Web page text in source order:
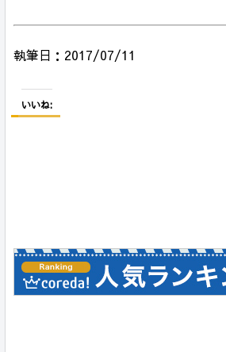
執筆日：2017/07/11
いいね: